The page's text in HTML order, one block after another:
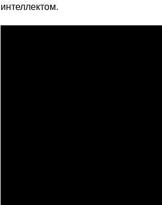
интеллектом.